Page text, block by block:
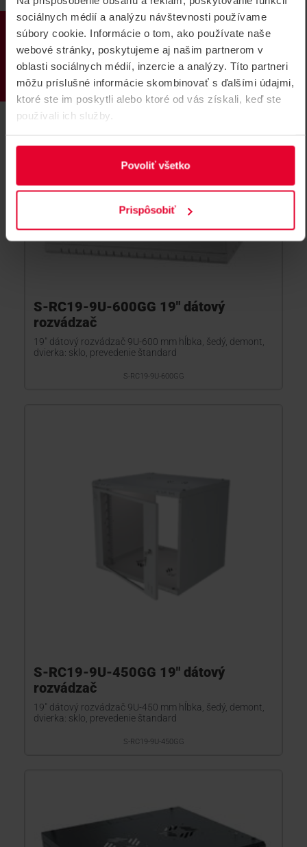
sociálnych médií a analýzu návštevnosti používame
súbory cookie. Informácie o tom, ako používate naše
webové stránky, poskytujeme aj našim partnerom v
oblasti sociálnych médií, inzercie a analýzy. Títo partneri
môžu príslušné informácie skombinovať s ďalšími údajmi,
ktoré ste im poskytli alebo ktoré od vás získali, keď ste
používali ich služby.
Povoliť všetko
Prispôsobiť
PRODUKTY
S-RC19-9U-600GG 19" dátový
rozvádzač
19" dátový rozvádzač 9U-600 mm hĺbka, šedý, demont,
dvierka: sklo, prevedenie štandard
S-RC19-9U-600GG
S-RC19-9U-450GG 19" dátový
rozvádzač
19" dátový rozvádzač 9U-450 mm hĺbka, šedý, demont,
dvierka: sklo, prevedenie štandard
S-RC19-9U-450GG